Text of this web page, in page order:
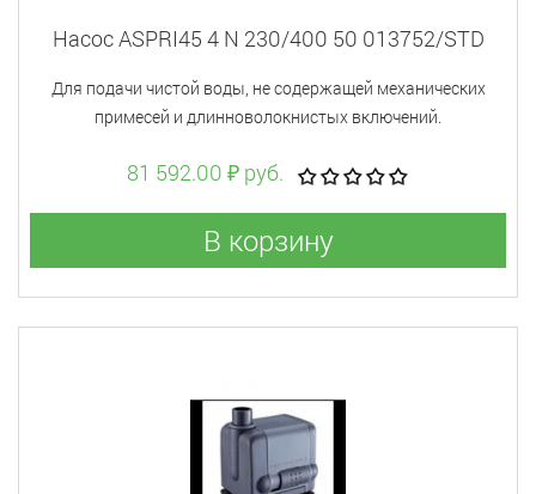
Насос ASPRI45 4 N 230/400 50 013752/STD
Для подачи чистой воды, не содержащей механических
примесей и длинноволокнистых включений.
81 592.00 ₽ руб.
В корзину